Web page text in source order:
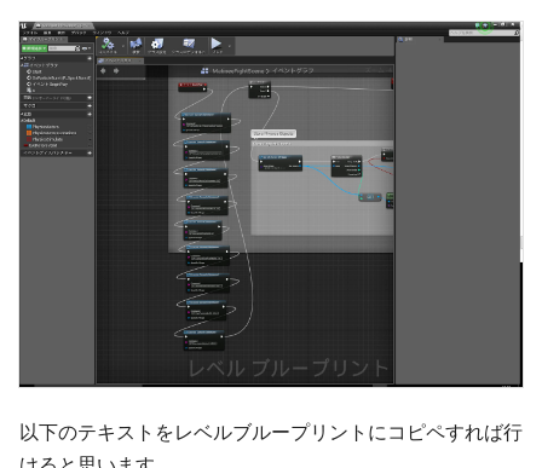
以下のテキストをレベルブループリントにコピペすれば行